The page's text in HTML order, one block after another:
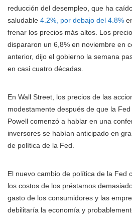
reducción del desempleo, que ha
saludable 4.2%, por debajo del 4.8%
frenar los precios más altos. Los
dispararon un 6,8% en noviembre en
anterior, dijo el gobierno la semana
en casi cuatro décadas.
En Wall Street, los precios de las
modestamente después de que la
Powell comenzó a hablar en una
inversores se habían anticipado en
de política de la Fed.
El nuevo cambio de política de la Fed
los costos de los préstamos
gasto de los consumidores y las
debilitaría la economía y